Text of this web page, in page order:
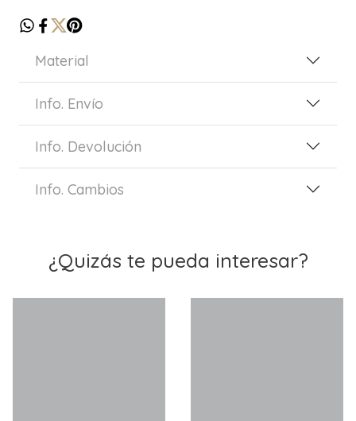
Material
Info. Envío
Info. Devolución
Info. Cambios
¿Quizás te pueda interesar?